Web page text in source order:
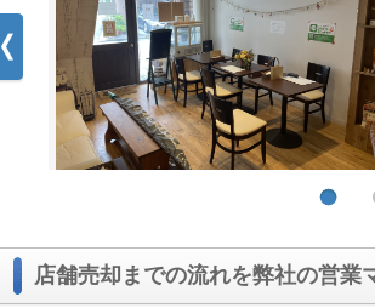
店舗売却までの流れを弊社の営業